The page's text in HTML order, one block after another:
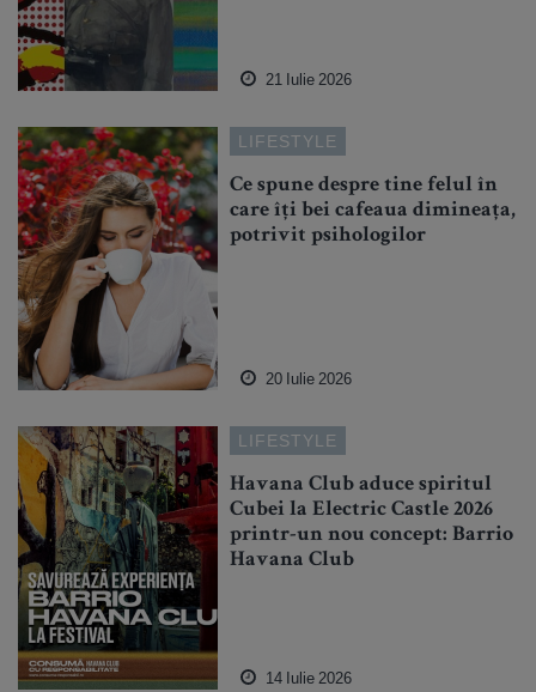
21 Iulie 2026
LIFESTYLE
Ce spune despre tine felul în
care îți bei cafeaua dimineața,
potrivit psihologilor
20 Iulie 2026
LIFESTYLE
Havana Club aduce spiritul
Cubei la Electric Castle 2026
printr-un nou concept: Barrio
Havana Club
14 Iulie 2026